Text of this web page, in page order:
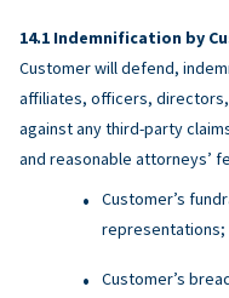
Indemnification by
Customer will defend,
affiliates, officers,
against any third-party
and reasonable attorneys’
Customer’s
representations;
Customer’s